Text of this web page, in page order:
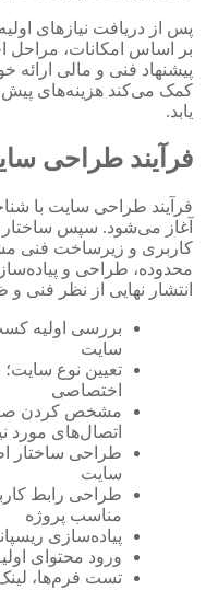
پس از دریافت نیازهای
بر اساس امکانات، مراحل
پیشنهاد فنی و مالی
کمک می‌کند هزینه‌های
یابد.
فرآیند طراحی
فرآیند طراحی سایت با
آغاز می‌شود. سپس
کاربری و زیرساخت فنی
محدوده، طراحی و
انتشار نهایی از نظر
بررسی اولیه
سایت
تعیین نوع
اختصاصی
مشخص کردن
اتصال‌های مورد
طراحی ساختار
سایت
طراحی رابط
مناسب پروژه
پیاده‌سازی
ورود محتوای
تست فرم‌ها،